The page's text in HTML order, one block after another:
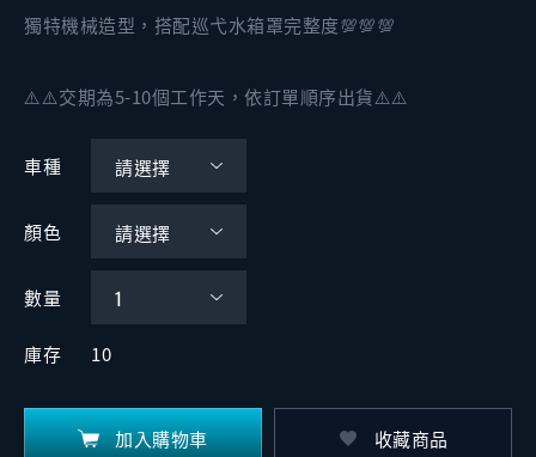
獨特機械造型，搭配巡弋水箱罩完整度💯💯💯
⚠️⚠️交期為5-10個工作天，依訂單順序出貨⚠️⚠️
車種
顏色
數量
庫存 10
加入購物車 收藏商品